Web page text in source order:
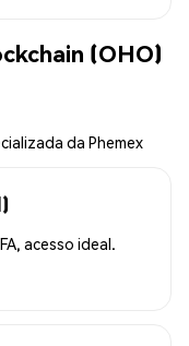
(OHO)
da Phemex
acesso ideal.